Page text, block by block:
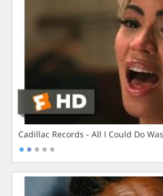
Cadillac Records - All I Could Do